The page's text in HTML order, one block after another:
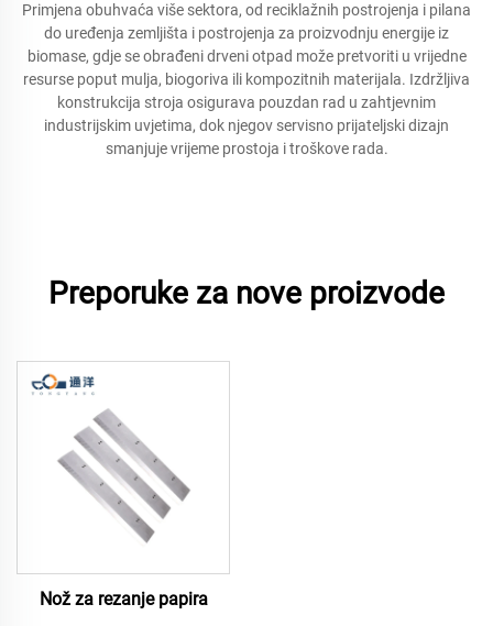
Primjena obuhvaća više sektora, od reciklažnih postrojenja i pilana
do uređenja zemljišta i postrojenja za proizvodnju energije iz
biomase, gdje se obrađeni drveni otpad može pretvoriti u vrijedne
resurse poput mulja, biogoriva ili kompozitnih materijala. Izdržljiva
konstrukcija stroja osigurava pouzdan rad u zahtjevnim
industrijskim uvjetima, dok njegov servisno prijateljski dizajn
smanjuje vrijeme prostoja i troškove rada.
Preporuke za nove proizvode
Nož za rezanje papira